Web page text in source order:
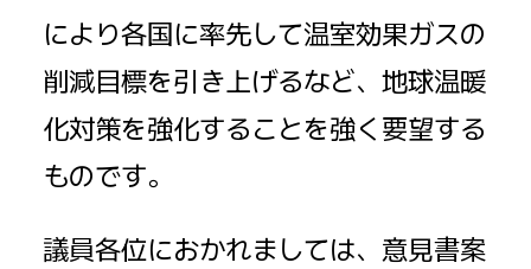
により各国に率先して温室効果ガスの
削減目標を引き上げるなど、地球温暖
化対策を強化することを強く要望する
ものです。
議員各位におかれましては、意見書案